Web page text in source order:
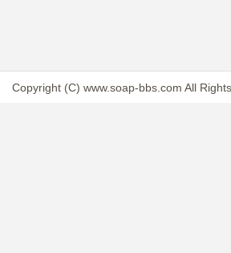
Copyright (C) www.soap-bbs.com All